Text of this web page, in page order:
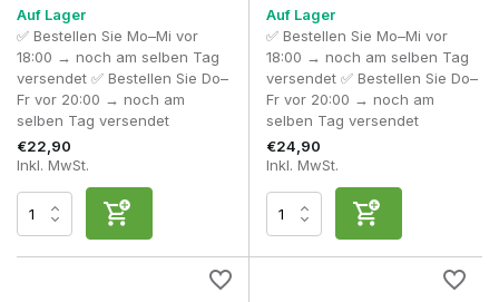
Tragekomfort.
Ausreichend MOLLE-Platzfür zukünftige
Erweiterungen.
Bequeme Polsterung
bei längerem Gebrauch.
Material und Verarbeitungsqualitätfür maximale
Langlebigkeit.
Für die meisten Airsoft-Spieler ist ein modularer MOLLE- oder
Laser-Cut-Kampfgürtel die beste Wahl. Damit kannst du deine
Ausrüstung ganz nach deinen Wünschen zusammenstellen
und sie ganz einfach anpassen, wenn sich deine Ausrüstung
oder dein Spielstil ändert.
Passform und Tragekomfort
Auf Lager
✅ Bestellen Sie Mo–Mi vor
18:00 → noch am selben Tag
versendet ✅ Bestellen Sie Do–
Fr vor 20:00 → noch am
selben Tag versendet
€22,90
Inkl. MwSt.
Auf Lager
✅ Bestellen Sie Mo–Mi vor
18:00 → noch am selben Tag
versendet ✅ Bestellen Sie Do–
Fr vor 20:00 → noch am
selben Tag versendet
€24,90
Inkl. MwSt.